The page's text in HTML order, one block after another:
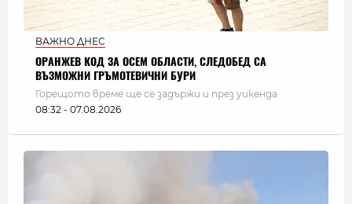
ВАЖНО ДНЕС
ОРАНЖЕВ КОД ЗА ОСЕМ ОБЛАСТИ, СЛЕДОБЕД СА
ВЪЗМОЖНИ ГРЪМОТЕВИЧНИ БУРИ
Горещото време ще се задържи и през уикенда
08:32 - 07.08.2026